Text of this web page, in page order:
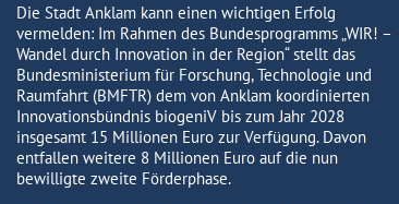
Die Stadt Anklam kann einen wichtigen Erfolg
vermelden: Im Rahmen des Bundesprogramms „WIR! –
Wandel durch Innovation in der Region“ stellt das
Bundesministerium für Forschung, Technologie und
Raumfahrt (BMFTR) dem von Anklam koordinierten
Innovationsbündnis biogeniV bis zum Jahr 2028
insgesamt 15 Millionen Euro zur Verfügung. Davon
entfallen weitere 8 Millionen Euro auf die nun
bewilligte zweite Förderphase.